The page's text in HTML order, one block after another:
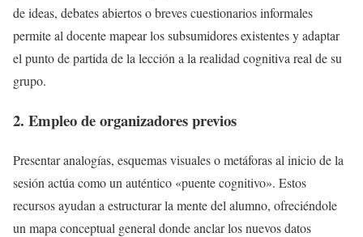
de ideas, debates abiertos o breves cuestionarios informales
permite al docente mapear los subsumidores existentes y adaptar
el punto de partida de la lección a la realidad cognitiva real de su
grupo.
2. Empleo de organizadores previos
Presentar analogías, esquemas visuales o metáforas al inicio de la
sesión actúa como un auténtico «puente cognitivo». Estos
recursos ayudan a estructurar la mente del alumno, ofreciéndole
un mapa conceptual general donde anclar los nuevos datos